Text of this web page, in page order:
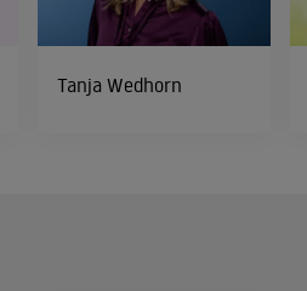
Tanja Wedhorn